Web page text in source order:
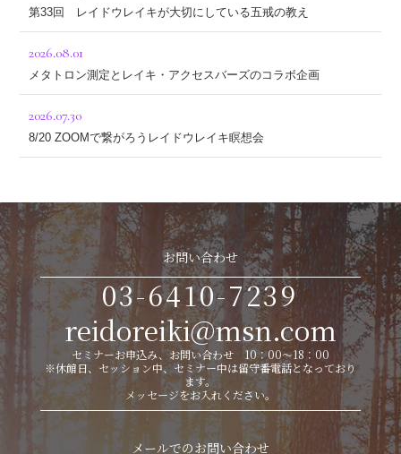
第33回 レイドウレイキが大切にしている五戒の教え
2026.08.01
メタトロン測定とレイキ・アクセスバーズのコラボ企画
2026.07.30
8/20 ZOOMで繋がろうレイドウレイキ瞑想会
お問い合わせ
03-6410-7239
reidoreiki@msn.com
セミナーお申込み、お問い合わせ 10：00～18：00
※休館日、セッション中、セミナー中は留守番電話となっており
ます。
メッセージをお入れください。
メールでのお問い合わせ